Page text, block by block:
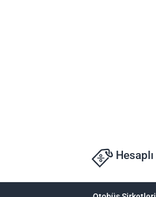
Hesaplı